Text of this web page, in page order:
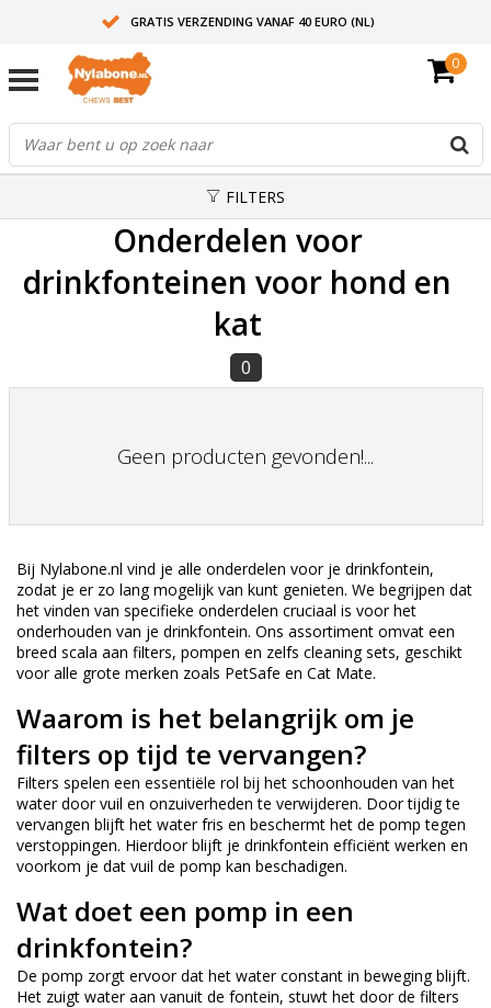
GRATIS VERZENDING VANAF 40 EURO (NL)
0
FILTERS
Onderdelen voor
drinkfonteinen voor hond en
kat
0
Geen producten gevonden!...
Bij Nylabone.nl vind je alle onderdelen voor je drinkfontein,
zodat je er zo lang mogelijk van kunt genieten. We begrijpen dat
het vinden van specifieke onderdelen cruciaal is voor het
onderhouden van je drinkfontein. Ons assortiment omvat een
breed scala aan filters, pompen en zelfs cleaning sets, geschikt
voor alle grote merken zoals PetSafe en Cat Mate.
Waarom is het belangrijk om je
filters op tijd te vervangen?
Filters spelen een essentiële rol bij het schoonhouden van het
water door vuil en onzuiverheden te verwijderen. Door tijdig te
vervangen blijft het water fris en beschermt het de pomp tegen
verstoppingen. Hierdoor blijft je drinkfontein efficiënt werken en
voorkom je dat vuil de pomp kan beschadigen.
Wat doet een pomp in een
drinkfontein?
De pomp zorgt ervoor dat het water constant in beweging blijft.
Het zuigt water aan vanuit de fontein, stuwt het door de filters